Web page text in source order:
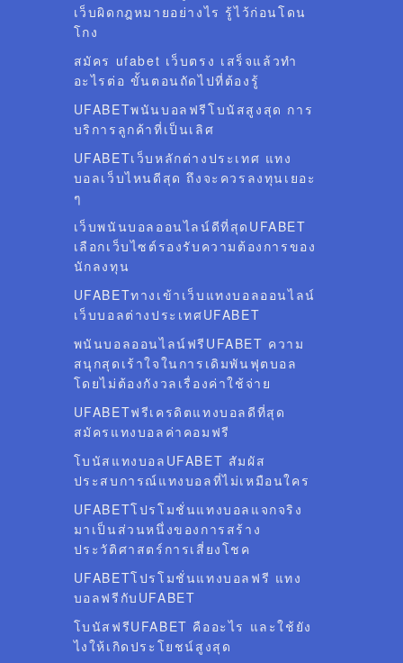
เว็บผิดกฎหมายอย่างไร รู้ไว้ก่อนโดน
โกง
สมัคร ufabet เว็บตรง เสร็จแล้วทำ
อะไรต่อ ขั้นตอนถัดไปที่ต้องรู้
UFABETพนันบอลฟรีโบนัสสูงสุด การ
บริการลูกค้าที่เป็นเลิศ
UFABETเว็บหลักต่างประเทศ แทง
บอลเว็บไหนดีสุด ถึงจะควรลงทุนเยอะ
ๆ
เว็บพนันบอลออนไลน์ดีที่สุดUFABET
เลือกเว็บไซต์รองรับความต้องการของ
นักลงทุน
UFABETทางเข้าเว็บแทงบอลออนไลน์
เว็บบอลต่างประเทศUFABET
พนันบอลออนไลน์ฟรีUFABET ความ
สนุกสุดเร้าใจในการเดิมพันฟุตบอล
โดยไม่ต้องกังวลเรื่องค่าใช้จ่าย
UFABETฟรีเครดิตแทงบอลดีที่สุด
สมัครแทงบอลค่าคอมฟรี
โบนัสแทงบอลUFABET สัมผัส
ประสบการณ์แทงบอลที่ไม่เหมือนใคร
UFABETโปรโมชั่นแทงบอลแจกจริง
มาเป็นส่วนหนึ่งของการสร้าง
ประวัติศาสตร์การเสี่ยงโชค
UFABETโปรโมชั่นแทงบอลฟรี แทง
บอลฟรีกับUFABET
โบนัสฟรีUFABET คืออะไร และใช้ยัง
ไงให้เกิดประโยชน์สูงสุด